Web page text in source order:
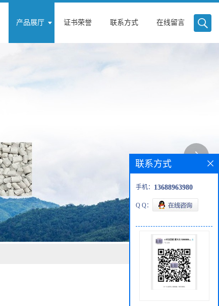
产品展厅 证书荣誉 联系方式 在线留言
联系方式
手机： 13688963980
Q Q：